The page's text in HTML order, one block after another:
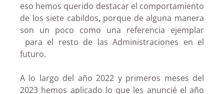
eso hemos querido destacar el comportamiento
de los siete cabildos, porque de alguna manera
son un poco como una referencia ejemplar
para el resto de las Administraciones en el
futuro.
A lo largo del año 2022 y primeros meses del
2023 hemos aplicado lo que les anuncié el año